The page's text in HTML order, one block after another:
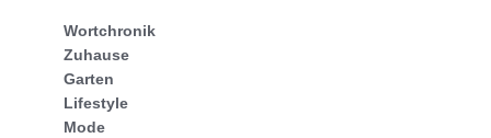
Wortchronik
Zuhause
Garten
Lifestyle
Mode